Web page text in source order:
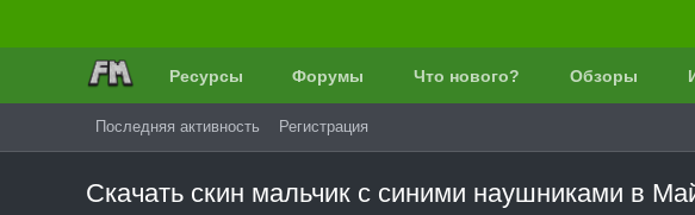
Ресурсы Форумы Что нового? Обзоры
Последняя активность Регистрация
Скачать скин мальчик с синими наушниками в